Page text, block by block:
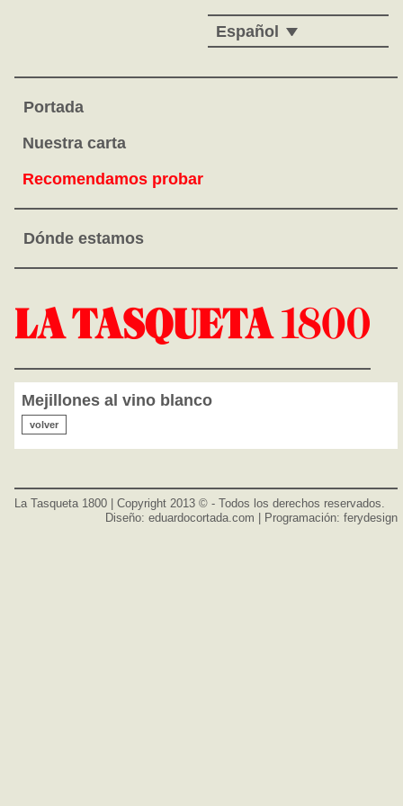
Español
Portada
Nuestra carta
Recomendamos probar
Dónde estamos
Mejillones al vino blanco
volver
La Tasqueta 1800 | Copyright 2013 © - Todos los derechos reservados.
Diseño: eduardocortada.com | Programación: ferydesign